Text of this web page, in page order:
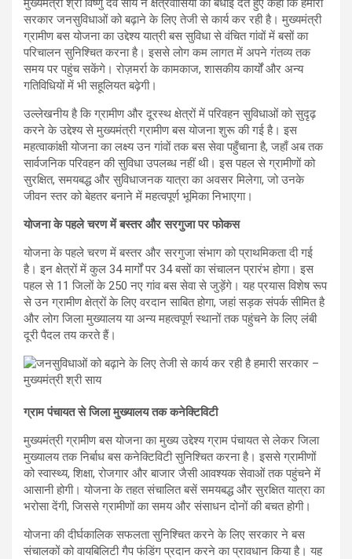
मुख्यमंत्री श्री विष्णु देव साय ने क्षेत्रवासियों को बधाई देते हुए कहा कि हमारी
सरकार जनसुविधाओं को बढ़ाने के लिए तेजी से कार्य कर रही है। मुख्यमंत्री
ग्रामीण बस योजना का उद्देश्य यात्री बस सुविधा से वंचित गांवों में बसों का
परिचालन सुनिश्चित करना है। इससे लोग कम लागत में अपने गंतव्य तक
समय पर पहुंच सकेंगे। रोज़मर्रा के कामकाज, शासकीय कार्यों और अन्य
गतिविधियों में भी सहूलियत बढ़ेगी।
उल्लेखनीय है कि ग्रामीण और दूरस्थ क्षेत्रों में परिवहन सुविधाओं को सुदृढ़
करने के उद्देश्य से मुख्यमंत्री ग्रामीण बस योजना शुरू की गई है। इस
महत्वाकांक्षी योजना का लक्ष्य उन गांवों तक बस सेवा पहुँचाना है, जहाँ अब तक
सार्वजनिक परिवहन की सुविधा उपलब्ध नहीं थी। इस पहल से ग्रामीणों को
सुरक्षित, समयबद्ध और सुविधाजनक यात्रा का अवसर मिलेगा, जो उनके
जीवन स्तर को बेहतर बनाने में महत्वपूर्ण भूमिका निभाएगा।
योजना के पहले चरण में बस्तर और सरगुजा पर फोकस
योजना के पहले चरण में बस्तर और सरगुजा संभाग को प्राथमिकता दी गई
है। इन क्षेत्रों में कुल 34 मार्गों पर 34 बसों का संचालन प्रारंभ होगा। इस
पहल से 11 जिलों के 250 नए गांव बस सेवा से जुड़ेंगे। यह प्रयास विशेष रूप
से उन ग्रामीण क्षेत्रों के लिए वरदान साबित होगा, जहां सड़क संपर्क सीमित है
और लोग जिला मुख्यालय या अन्य महत्वपूर्ण स्थानों तक पहुंचने के लिए लंबी
दूरी पैदल तय करते हैं।
ग्राम पंचायत से जिला मुख्यालय तक कनेक्टिविटी
मुख्यमंत्री ग्रामीण बस योजना का मुख्य उद्देश्य ग्राम पंचायत से लेकर जिला
मुख्यालय तक निर्बाध बस कनेक्टिविटी सुनिश्चित करना है। इससे ग्रामीणों
को स्वास्थ्य, शिक्षा, रोजगार और बाजार जैसी आवश्यक सेवाओं तक पहुंचने में
आसानी होगी। योजना के तहत संचालित बसें समयबद्ध और सुरक्षित यात्रा का
भरोसा देंगी, जिससे ग्रामीणों का समय और संसाधन दोनों की बचत होगी।
योजना की दीर्घकालिक सफलता सुनिश्चित करने के लिए सरकार ने बस
संचालकों को वायबिलिटी गैप फंडिंग प्रदान करने का प्रावधान किया है। यह